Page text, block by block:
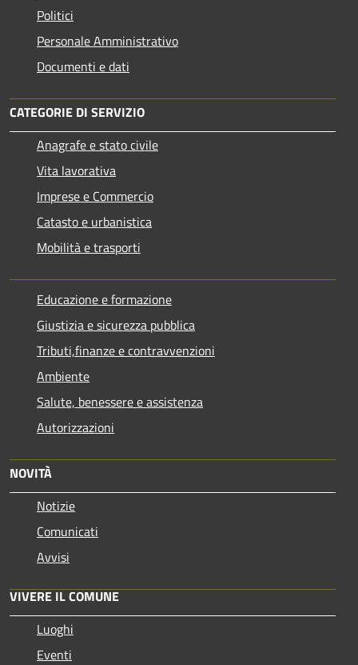
Politici
Personale Amministrativo
Documenti e dati
CATEGORIE DI SERVIZIO
Anagrafe e stato civile
Vita lavorativa
Imprese e Commercio
Catasto e urbanistica
Mobilità e trasporti
Educazione e formazione
Giustizia e sicurezza pubblica
Tributi,finanze e contravvenzioni
Ambiente
Salute, benessere e assistenza
Autorizzazioni
NOVITÀ
Notizie
Comunicati
Avvisi
VIVERE IL COMUNE
Luoghi
Eventi